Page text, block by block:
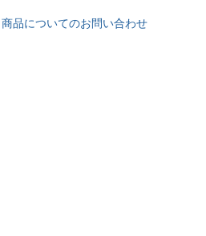
商品についてのお問い合わせ